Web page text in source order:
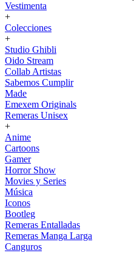
Vestimenta
+
Colecciones
+
Studio Ghibli
Oido Stream
Collab Artistas
Sabemos Cumplir
Made
Emexem Originals
Remeras Unisex
+
Anime
Cartoons
Gamer
Horror Show
Movies y Series
Música
Iconos
Bootleg
Remeras Entalladas
Remeras Manga Larga
Canguros